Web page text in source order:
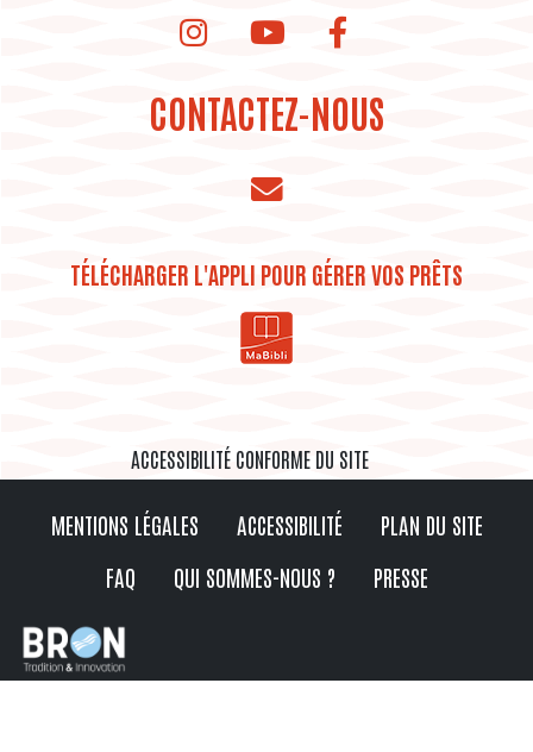
instagram de la bibliothèque
Youtube de la bibliothèque
CONTACTEZ-NOUS
TÉLÉCHARGER L'APPLI POUR GÉRER VOS PRÊTS
ACCESSIBILITÉ CONFORME DU SITE
MENTIONS LÉGALES ACCESSIBILITÉ
PLAN DU SITE
FAQ
QUI SOMMES-NOUS ? PRESSE